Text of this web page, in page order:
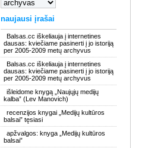
naujausi įrašai
Balsas.cc iškeliauja į internetines
dausas: kviečiame pasinerti į jo istoriją
per 2005-2009 metų archyvus
Balsas.cc iškeliauja į internetines
dausas: kviečiame pasinerti į jo istoriją
per 2005-2009 metų archyvus
išleidome knygą „Naujųjų medijų
kalba” (Lev Manovich)
recenzijos knygai „Medijų kultūros
balsai” tęsiasi
apžvalgos: knyga „Medijų kultūros
balsai”